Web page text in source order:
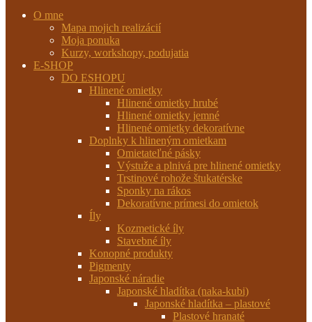
O mne
Mapa mojich realizácií
Moja ponuka
Kurzy, workshopy, podujatia
E-SHOP
DO ESHOPU
Hlinené omietky
Hlinené omietky hrubé
Hlinené omietky jemné
Hlinené omietky dekoratívne
Doplnky k hlineným omietkam
Omietateľné pásky
Výstuže a plnivá pre hlinené omietky
Trstinové rohože štukatérske
Sponky na rákos
Dekoratívne prímesi do omietok
Íly
Kozmetické íly
Stavebné íly
Konopné produkty
Pigmenty
Japonské náradie
Japonské hladítka (naka-kubi)
Japonské hladítka – plastové
Plastové hranaté